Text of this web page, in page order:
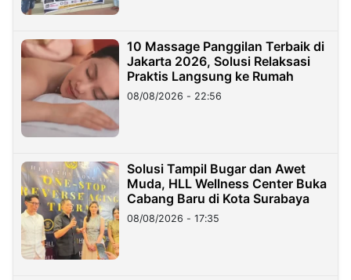
10 Massage Panggilan Terbaik di
Jakarta 2026, Solusi Relaksasi
Praktis Langsung ke Rumah
08/08/2026 - 22:56
Solusi Tampil Bugar dan Awet
Muda, HLL Wellness Center Buka
Cabang Baru di Kota Surabaya
08/08/2026 - 17:35